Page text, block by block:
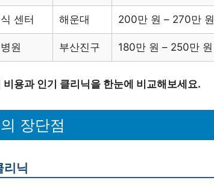
센터 해운대 200만 원 – 270만 원
원 부산진구 180만 원 – 250만 원
비용과 인기 클리닉을 한눈에 비교해보세요.
장단점
리닉